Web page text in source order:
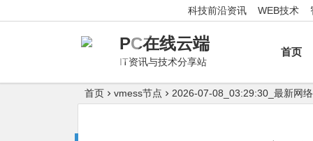
科技前沿资讯 WEB技术
PC在线云端
IT资讯与技术分享站
首页
首页 vmess节点 2026-07-08_03:29:30_最新网